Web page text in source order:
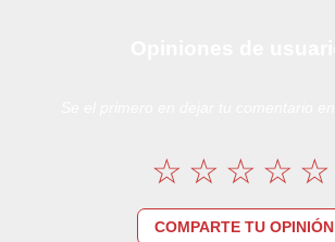
COMPARTE TU OPINIÓN